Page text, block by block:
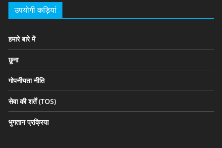
उपयोगी कड़ियां
हमारे बारे में
छूना
गोपनीयता नीति
सेवा की शर्तें (TOS)
भुगतान प्रक्रिया